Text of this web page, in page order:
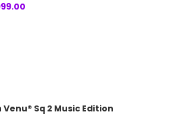
Sq 2 Music Edition